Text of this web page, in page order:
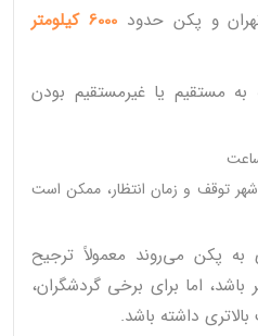
و پکن حدود6000 کیلومتر
به مستقیم یا غیرمستقیم بودن
توقف و زمان انتظار، ممکن است
به پکن می‌روند معمولاً ترجیح
اما برای برخی گردشگران،
داشته باشد.